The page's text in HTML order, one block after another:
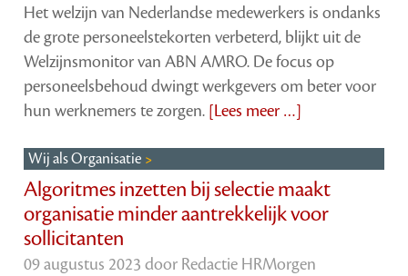
Het welzijn van Nederlandse medewerkers is ondanks
de grote personeelstekorten verbeterd, blijkt uit de
Welzijnsmonitor van ABN AMRO. De focus op
personeelsbehoud dwingt werkgevers om beter voor
hun werknemers te zorgen. [Lees meer …]
Wij als Organisatie
Algoritmes inzetten bij selectie maakt
organisatie minder aantrekkelijk voor
sollicitanten
09 augustus 2023 door Redactie HRMorgen